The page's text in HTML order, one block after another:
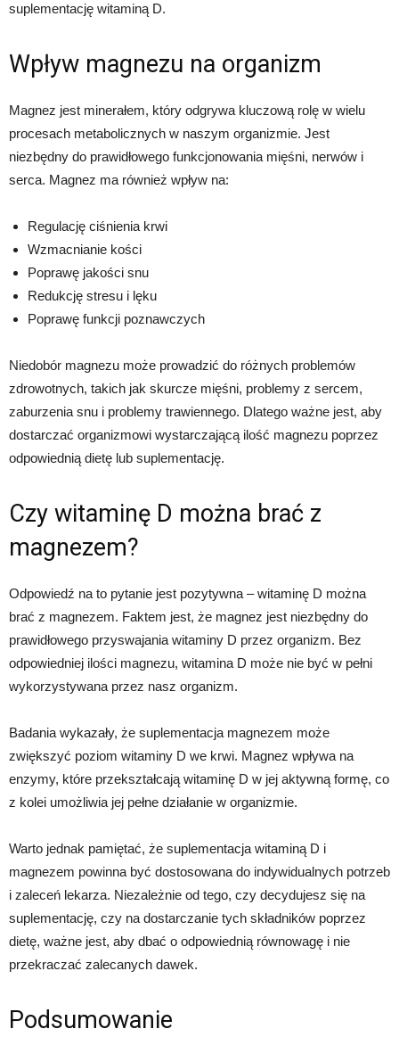
suplementację witaminą D.
Wpływ magnezu na organizm
Magnez jest minerałem, który odgrywa kluczową rolę w wielu
procesach metabolicznych w naszym organizmie. Jest
niezbędny do prawidłowego funkcjonowania mięśni, nerwów i
serca. Magnez ma również wpływ na:
Regulację ciśnienia krwi
Wzmacnianie kości
Poprawę jakości snu
Redukcję stresu i lęku
Poprawę funkcji poznawczych
Niedobór magnezu może prowadzić do różnych problemów
zdrowotnych, takich jak skurcze mięśni, problemy z sercem,
zaburzenia snu i problemy trawiennego. Dlatego ważne jest, aby
dostarczać organizmowi wystarczającą ilość magnezu poprzez
odpowiednią dietę lub suplementację.
Czy witaminę D można brać z
magnezem?
Odpowiedź na to pytanie jest pozytywna – witaminę D można
brać z magnezem. Faktem jest, że magnez jest niezbędny do
prawidłowego przyswajania witaminy D przez organizm. Bez
odpowiedniej ilości magnezu, witamina D może nie być w pełni
wykorzystywana przez nasz organizm.
Badania wykazały, że suplementacja magnezem może
zwiększyć poziom witaminy D we krwi. Magnez wpływa na
enzymy, które przekształcają witaminę D w jej aktywną formę, co
z kolei umożliwia jej pełne działanie w organizmie.
Warto jednak pamiętać, że suplementacja witaminą D i
magnezem powinna być dostosowana do indywidualnych potrzeb
i zaleceń lekarza. Niezależnie od tego, czy decydujesz się na
suplementację, czy na dostarczanie tych składników poprzez
dietę, ważne jest, aby dbać o odpowiednią równowagę i nie
przekraczać zalecanych dawek.
Podsumowanie